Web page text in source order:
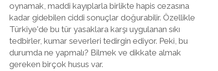
oynamak, maddi kayıplarla birlikte hapis cezasına
kadar gidebilen ciddi sonuçlar doğurabilir. Özellikle
Türkiye'de bu tür yasaklara karşı uygulanan sıkı
tedbirler, kumar severleri tedirgin ediyor. Peki, bu
durumda ne yapmalı? Bilmek ve dikkate almak
gereken birçok husus var.